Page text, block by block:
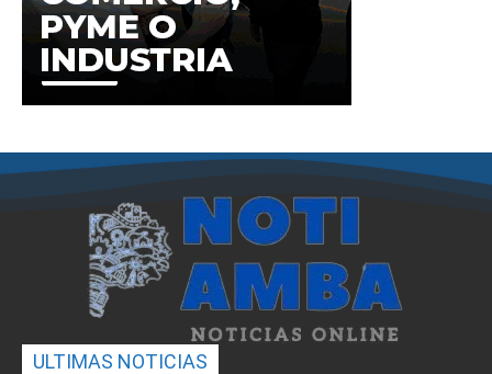
ULTIMAS NOTICIAS